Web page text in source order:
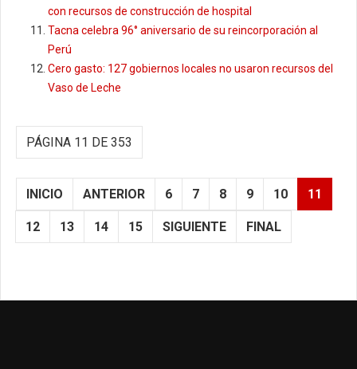
con recursos de construcción de hospital
Tacna celebra 96° aniversario de su reincorporación al
Perú
Cero gasto: 127 gobiernos locales no usaron recursos del
Vaso de Leche
PÁGINA 11 DE 353
INICIO ANTERIOR 6 7 8 9 10 11
12 13 14 15 SIGUIENTE FINAL